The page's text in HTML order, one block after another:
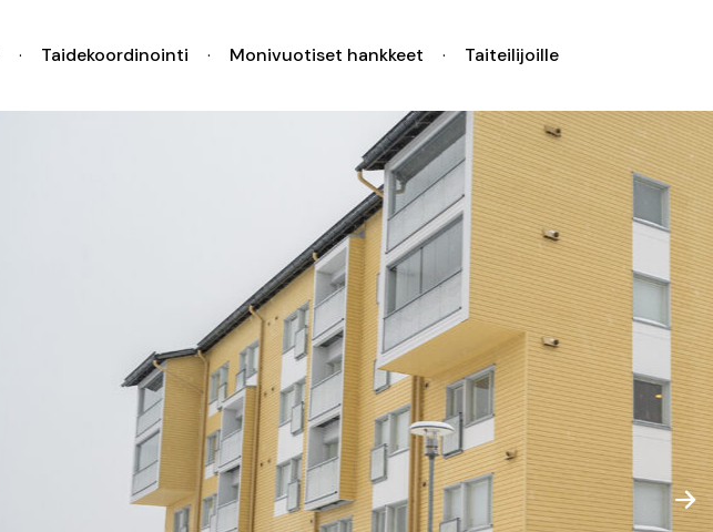
Taidekoordinointi Monivuotiset hankkeet Taiteilijoille